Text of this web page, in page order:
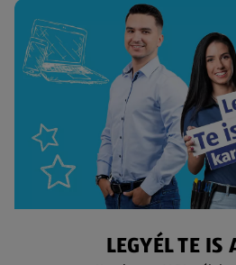
LEGYÉL TE IS